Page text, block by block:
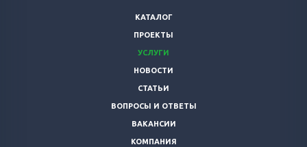
КАТАЛОГ
ПРОЕКТЫ
УСЛУГИ
НОВОСТИ
СТАТЬИ
ВОПРОСЫ И ОТВЕТЫ
ВАКАНСИИ
КОМПАНИЯ